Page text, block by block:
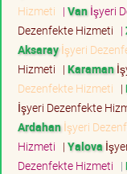
Hizmeti | Vanİşyeri
Dezenfekte Hizmeti |
Aksarayİşyeri
Hizmeti | Karaman
Dezenfekte Hizmeti |
İşyeri Dezenfekte
Ardahanİşyeri
Hizmeti | Yalova
Dezenfekte Hizmeti |